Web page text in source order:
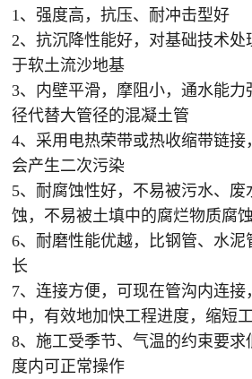
1、强度高，抗压、耐冲击型好
2、抗沉降性能好，对基础技术处
于软土流沙地基
3、内壁平滑，摩阻小，通水能力
径代替大管径的混凝土管
4、采用电热荣带或热收缩带链接
会产生二次污染
5、耐腐蚀性好，不易被污水、废
蚀，不易被土填中的腐烂物质腐蚀
6、耐磨性能优越，比钢管、水泥
长
7、连接方便，可现在管沟内连接
中，有效地加快工程进度，缩短
8、施工受季节、气温的约束要
度内可正常操作